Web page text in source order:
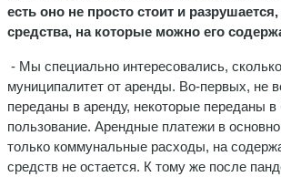
есть оно не просто стоит и
средства, на которые можно его
- Мы специально интересовались,
муниципалитет от аренды. Во-первых, не
переданы в аренду, некоторые переданы в
пользование. Арендные платежи в
только коммунальные расходы, на
средств не остается. К тому же после